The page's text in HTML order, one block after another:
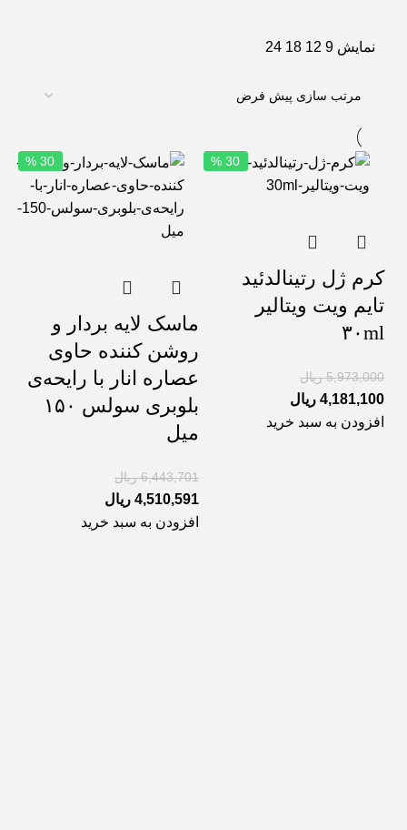
نمایش 9
12
18
24
30 %
کرم ژل رتینالدئید
تایم ویت ویتالیر
۳۰ml
5,973,000 ریال
4,181,100 ریال
افزودن به سبد خرید
30 %
ماسک لایه بردار و
روشن کننده حاوی
عصاره انار با رایحه‌ی
بلوبری سولس ۱۵۰
میل
6,443,701 ریال
4,510,591 ریال
افزودن به سبد خرید